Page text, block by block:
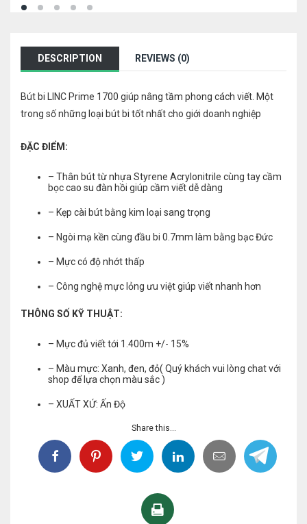
DESCRIPTION REVIEWS (0)
Bút bi LINC Prime 1700 giúp nâng tầm phong cách viết. Một
trong số những loại bút bi tốt nhất cho giới doanh nghiệp
ĐẶC ĐIỂM:
– Thân bút từ nhựa Styrene Acrylonitrile cùng tay cầm
bọc cao su đàn hồi giúp cầm viết dễ dàng
– Kẹp cài bút bằng kim loại sang trọng
– Ngòi mạ kền cùng đầu bi 0.7mm làm bằng bạc Đức
– Mực có độ nhớt thấp
– Công nghệ mực lỏng ưu việt giúp viết nhanh hơn
THÔNG SỐ KỸ THUẬT:
– Mực đủ viết tới 1.400m +/- 15%
– Màu mực: Xanh, đen, đỏ( Quý khách vui lòng chat với
shop để lựa chọn màu sắc )
– XUẤT XỨ: Ấn Độ
Share this...